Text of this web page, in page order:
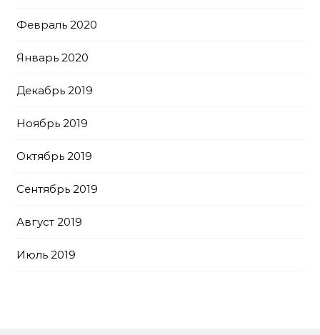
Февраль 2020
Январь 2020
Декабрь 2019
Ноябрь 2019
Октябрь 2019
Сентябрь 2019
Август 2019
Июль 2019